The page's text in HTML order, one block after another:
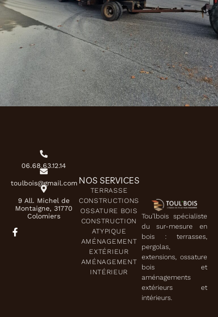
Tou’lbois spécialiste
du sur-mesure en
bois : terrasses,
pergolas,
extensions, ossature
bois et
aménagements
extérieurs et
intérieurs.
NOS SERVICES
TERRASSE
CONSTRUCTIONS
OSSATURE BOIS
CONSTRUCTION
ATYPIQUE
AMÉNAGEMENT
EXTÉRIEUR
AMÉNAGEMENT
INTÉRIEUR
06.68.63.12.14
toulbois@gmail.com
9 All. Michel de
Montaigne, 31770
Colomiers